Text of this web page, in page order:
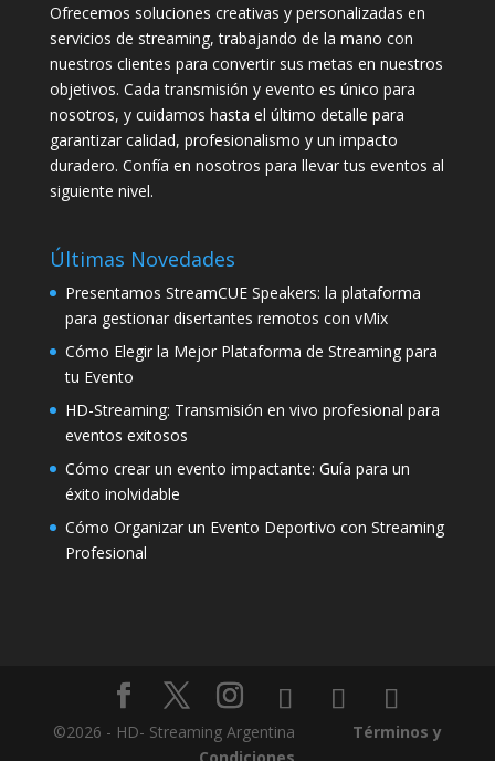
Ofrecemos soluciones creativas y personalizadas en
servicios de streaming, trabajando de la mano con
nuestros clientes para convertir sus metas en nuestros
objetivos. Cada transmisión y evento es único para
nosotros, y cuidamos hasta el último detalle para
garantizar calidad, profesionalismo y un impacto
duradero. Confía en nosotros para llevar tus eventos al
siguiente nivel.
Últimas Novedades
Presentamos StreamCUE Speakers: la plataforma
para gestionar disertantes remotos con vMix
Cómo Elegir la Mejor Plataforma de Streaming para
tu Evento
HD-Streaming: Transmisión en vivo profesional para
eventos exitosos
Cómo crear un evento impactante: Guía para un
éxito inolvidable
Cómo Organizar un Evento Deportivo con Streaming
Profesional
©2026 - HD- Streaming Argentina Términos y